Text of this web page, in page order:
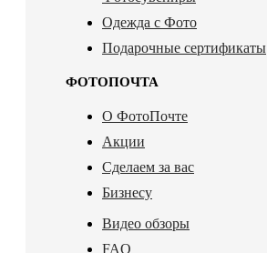
Одежда с Фото
Подарочные сертификаты
ФОТОПОЧТА
О ФотоПочте
Акции
Сделаем за вас
Бизнесу
Видео обзоры
FAQ